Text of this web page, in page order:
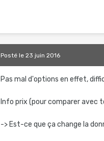
Postéle 23 juin 2016
Pas mal d'options en effet,
Info prix (pour comparer avec
-> Est-ce que ça change la